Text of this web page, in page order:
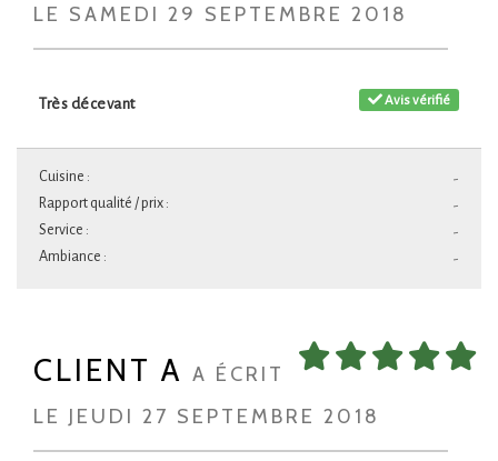
LE SAMEDI 29 SEPTEMBRE 2018
Avis vérifié
Très décevant
-
Cuisine :
-
Rapport qualité / prix :
-
Service :
-
Ambiance :
CLIENT A A ÉCRIT
LE JEUDI 27 SEPTEMBRE 2018